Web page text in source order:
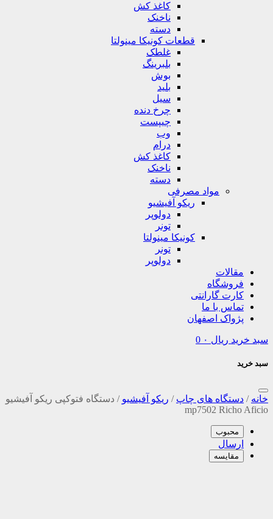
کاغذ کش
ناخنک
دسته
قطعات کونیکا مینولتا
غلطک
بلبرینگ
بوش
بلید
سیل
چرخ دنده
چیپست
وب
درام
کاغذ کش
ناخنک
دسته
مواد مصرفی
ریکو آفیشیو
دولوپر
تونر
کونیکا مینولتا
تونر
دولوپر
مقالات
فروشگاه
کارت گارانتی
تماس با ما
پژواک اصفهان
سبد خرید ریال 0
سبد خرید
خانه / دستگاه های چاپ / ریکو آفیشیو / دستگاه فتوکپی ریکو آفیشیو
mp7502 Richo Aficio
محبوب
ارسال
مقایسه